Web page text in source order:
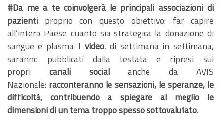
#Da me a te coinvolgerà le principali associazioni di
pazienti proprio con questo obiettivo: far capire
all’intero Paese quanto sia strategica la donazione di
sangue e plasma. I video, di settimana in settimana,
saranno pubblicati dalla testata e ripresi sui
propri canali socialanche da AVIS
Nazionale: racconteranno le sensazioni, le speranze, le
difficoltà, contribuendo a spiegare al meglio le
dimensioni di un tema troppo spesso sottovalutato.